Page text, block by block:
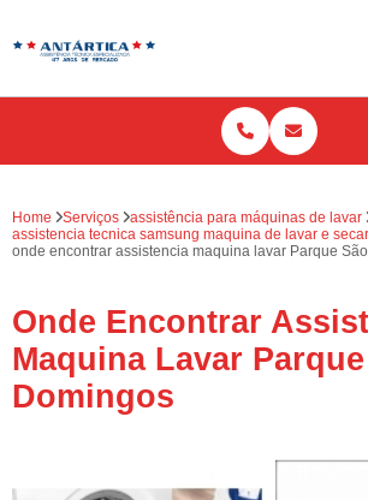
Home Serviços
assistência para máquinas de lavar
assistencia tecnica samsung maquina de lavar e secar
onde encontrar assistencia maquina lavar Parque
Onde Encontrar
Maquina Lavar
Domingos